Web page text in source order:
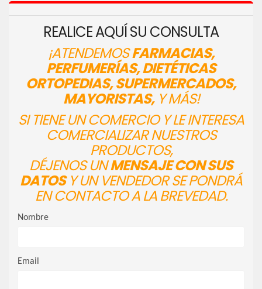
REALICE AQUÍ SU CONSULTA
¡ATENDEMOSFARMACIAS,
PERFUMERÍAS, DIETÉTICAS
ORTOPEDIAS, SUPERMERCADOS,
MAYORISTAS,Y MÁS!
SI TIENE UN COMERCIO Y LE INTERESA
COMERCIALIZAR NUESTROS
PRODUCTOS,
DÉJENOS UNMENSAJE CON SUS
DATOSY UN VENDEDOR SE PONDRÁ
EN CONTACTO A LA BREVEDAD.
Nombre
Email